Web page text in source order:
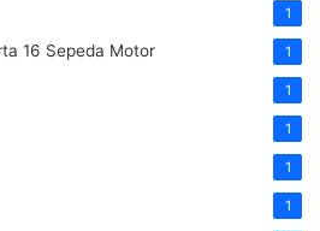
1
16 Sepeda Motor 1
1
1
1
1